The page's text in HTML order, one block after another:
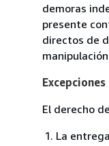
demoras
presente
directos de
El derecho
La